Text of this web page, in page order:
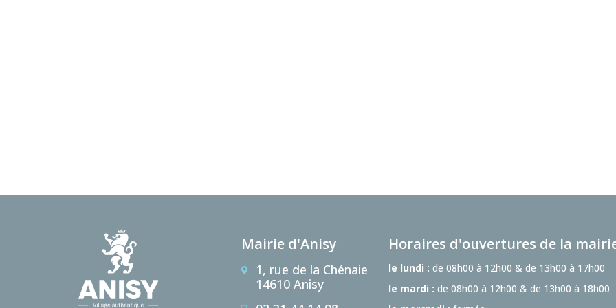
Mairie d'Anisy
1, rue de la Chénaie
14610 Anisy
Horaires d'ouvertures de la
le lundi :de 08h00 à 12h00 & de 13h00 à 17h00
le mardi :de 08h00 à 12h00 & de 13h00 à 18h00